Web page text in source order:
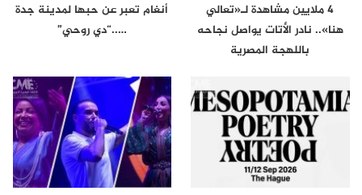
4 ملايين مشاهدة لـ«تعالي
هنا».. نادر الأتات يواصل نجاحه
باللهجة المصرية
أنغام تعبر عن حبها لمدينة جدة
…..“دي روحي”